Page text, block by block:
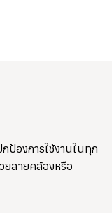
ป้องการใช้งานในทุก
ยสายคล้องหรือ